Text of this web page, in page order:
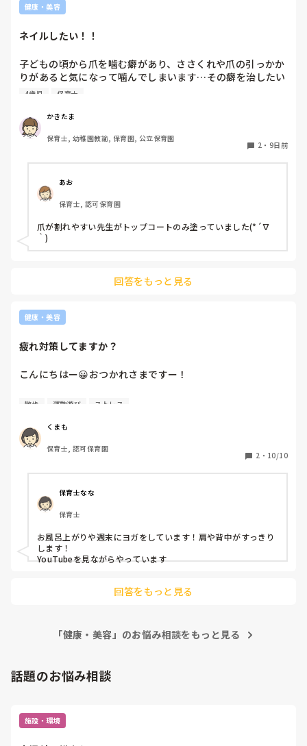
シがいなけりゃ園が回っとらんやんね！アタシの出番やん！」
と、いつかなるからダイジョブ、グッジョブ。
よくあるお医者さんのと会話
Dr.「元の自分に戻ってどうするの。また同じことになるでし
ょ。変わるのよ。変わった方がいいのよ」
↑
男のDr.だと、語尾「いいんだよ」
まず、休みましょ。ね。
健康・美容
ネイルしたい！！
子どもの頃から爪を噛む癖があり、ささくれや爪の引っかか
りがあると気になって噛んでしまいます…その癖を治したい
ということも兼ねてネイルをしたいのですがしてる方いらっ
うちの園はネイルをしてる先生はいません。透明で自然なネ
イルをしたいのですが、、、
4歳児 保育士
かきたま
保育士, 幼稚園教諭, 保育園, 公立保育園
2 ・ 9日前
あお
保育士, 認可保育園
爪が割れやすい先生がトップコートのみ塗っていました(*´∇
｀)
回答をもっと見る
健康・美容
疲れ対策してますか？
こんにちはー😀おつかれさまですー！
保育士の仕事は体力が要りますよね。
とはありますか？
わたしは散歩くらいしかしてないのですが、
おすすめの運動ややってるスポーツは何ですか？
散歩 運動遊び ストレス
くまも
保育士, 認可保育園
2 ・ 10/10
保育士なな
保育士
お風呂上がりや週末にヨガをしています！肩や背中がすっきり
します！
YouTubeを見ながらやっています
回答をもっと見る
「健康・美容」のお悩み相談をもっと見る
話題のお悩み相談
施設・環境